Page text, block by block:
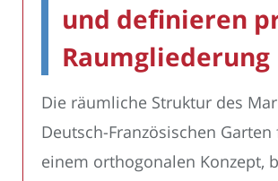
und definieren
Raumgliederung
Die räumliche Struktur des
Deutsch-Französischen
einem orthogonalen Konzept,